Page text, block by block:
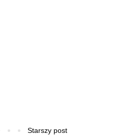
Starszy post